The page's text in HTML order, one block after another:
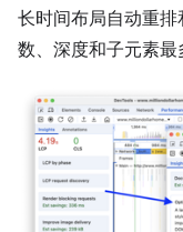
长时间布局自动重
数、深度和子元素最